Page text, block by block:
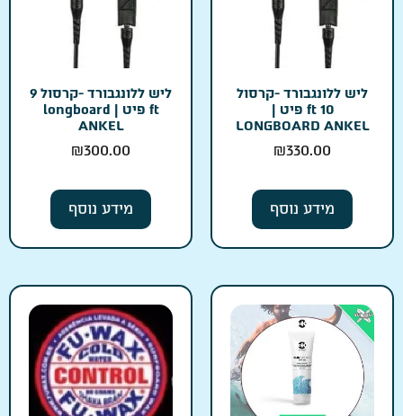
ליש ללונגבורד -קרסול
10 ft פיט |
LONGBOARD ANKEL
₪330.00
מידע נוסף
ליש ללונגבורד -קרסול 9
ft פיט | longboard
ANKEL
₪300.00
מידע נוסף